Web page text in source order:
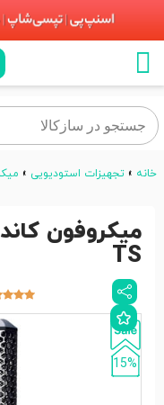
خانه » تجهیزات استودیویی »
TS
15%